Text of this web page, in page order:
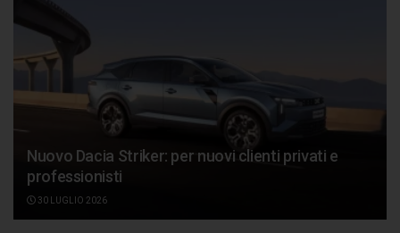
Nuovo Dacia Striker: per nuovi clienti privati e
professionisti
30 LUGLIO 2026